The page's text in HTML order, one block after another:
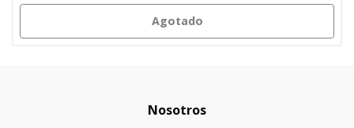
Agotado
Nosotros